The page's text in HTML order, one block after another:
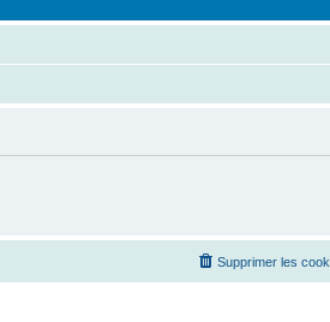
Supprimer les